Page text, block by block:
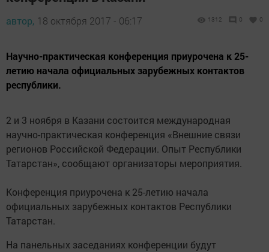
автор, 18 октября 2017 - 06:17 1312 0 0
Научно-практическая конференция приурочена к 25-
летию начала официальных зарубежных контактов
республики.
2 и 3 ноября в Казани состоится международная
научно-практическая конференция «Внешние связи
регионов Российской Федерации. Опыт Республики
Татарстан», сообщают организаторы мероприятия.
Конференция приурочена к 25-летию начала
официальных зарубежных контактов Республики
Татарстан.
На панельных заседаниях конференции будут